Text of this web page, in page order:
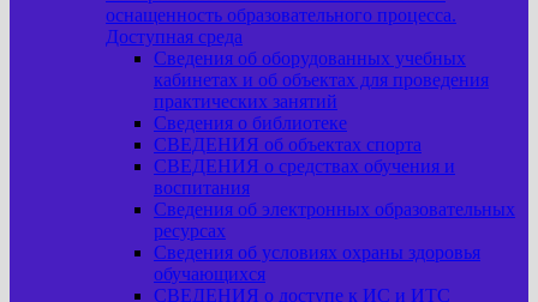
оснащенность образовательного процесса.
Доступная среда
Сведения об оборудованных учебных
кабинетах и об объектах для проведения
практических занятий
Сведения о библиотеке
СВЕДЕНИЯ об объектах спорта
СВЕДЕНИЯ о средствах обучения и
воспитания
Сведения об электронных образовательных
ресурсах
Сведения об условиях охраны здоровья
обучающихся
СВЕДЕНИЯ о доступе к ИС и ИТС